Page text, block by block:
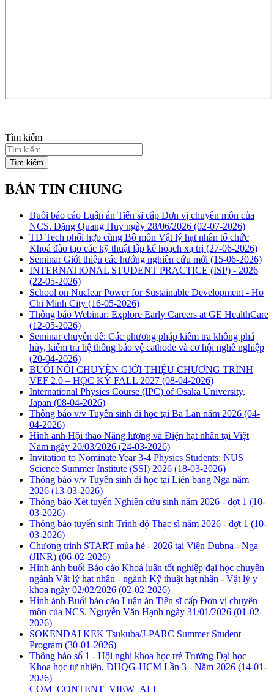
Tìm kiếm
Tìm kiếm
BẢN TIN CHUNG
Buổi báo cáo Luận án Tiến sĩ cấp Đơn vị chuyên môn của
NCS. Đặng Quang Huy ngày 28/06/2026 (02-07-2026)
TD Tech phối hợp cùng Bộ môn Vật lý hạt nhân tổ chức
Khoá đào tạo các kỹ thuật lập kế hoạch xạ trị (27-06-2026)
Seminar Giới thiệu các hướng nghiên cứu mới (15-06-2026)
INTERNATIONAL STUDENT PRACTICE (ISP) - 2026
(22-05-2026)
School on Nuclear Power for Sustainable Development - Ho
Chi Minh City (16-05-2026)
Thông báo Webinar: Explore Early Careers at GE HealthCare
(12-05-2026)
Seminar chuyên đề: Các phương pháp kiểm tra không phá
hủy, kiểm tra hệ thống bảo vệ cathode và cơ hội nghề nghiệp
(20-04-2026)
BUỔI NÓI CHUYỆN GIỚI THIỆU CHƯƠNG TRÌNH
VEF 2.0 – HỌC KỲ FALL 2027 (08-04-2026)
International Physics Course (IPC) of Osaka University,
Japan (08-04-2026)
Thông báo v/v Tuyển sinh đi học tại Ba Lan năm 2026 (04-
04-2026)
Hình ảnh Hội thảo Năng lượng và Điện hạt nhân tại Việt
Nam ngày 20/03/2026 (24-03-2026)
Invitation to Nominate Year 3-4 Physics Students: NUS
Science Summer Institute (SSI) 2026 (18-03-2026)
Thông báo v/v Tuyển sinh đi học tại Liên bang Nga năm
2026 (13-03-2026)
Thông báo Xét tuyển Nghiên cứu sinh năm 2026 - đợt 1 (10-
03-2026)
Thông báo tuyển sinh Trình độ Thạc sĩ năm 2026 - đợt 1 (10-
03-2026)
Chương trình START mùa hè - 2026 tại Viện Dubna - Nga
(JINR) (06-02-2026)
Hình ảnh buổi Báo cáo Khoá luận tốt nghiệp đại học chuyên
ngành Vật lý hạt nhân - ngành Kỹ thuật hạt nhân - Vật lý y
khoa ngày 02/02/2026 (02-02-2026)
Hình ảnh Buổi báo cáo Luận án Tiến sĩ cấp Đơn vị chuyên
môn của NCS. Nguyễn Văn Hạnh ngày 31/01/2026 (01-02-
2026)
SOKENDAI KEK Tsukuba/J-PARC Summer Student
Program (30-01-2026)
Thông báo số 1 - Hội nghị khoa học trẻ Trường Đại học
Khoa học tự nhiên, ĐHQG-HCM Lần 3 - Năm 2026 (14-01-
2026)
COM_CONTENT_VIEW_ALL